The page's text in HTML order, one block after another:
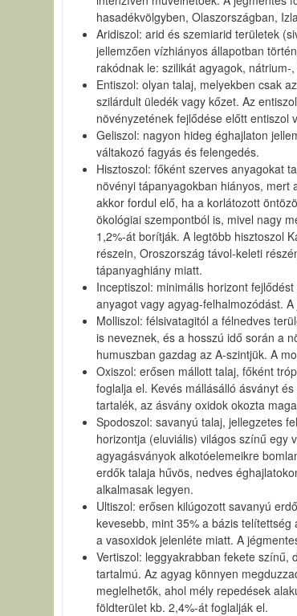
hasadékvölgyben, Olaszországban,
Aridiszol: arid és szemiarid területek
jellemzően vízhiányos állapotban
rakódnak le: szilikát agyagok,
Entiszol: olyan talaj, melyekben csak
szilárdult üledék vagy kőzet. Az
növényzetének fejlődése előtt entiszol
Geliszol: nagyon hideg éghajlaton
váltakozó fagyás és felengedés.
Hisztoszol: főként szerves anyagokat
növényi tápanyagokban hiányos,
akkor fordul elő, ha a korlátozott
ökológiai szempontból is, mivel nagy
1,2%-át borítják. A legtöbb hisztoszol
részein, Oroszország távol-keleti
tápanyaghiány miatt.
Inceptiszol: minimális horizont
anyagot vagy agyag-felhalmozódást.
Molliszol: félsivatagitól a félnedves
is neveznek, és a hosszú idő során a
humuszban gazdag az A-szintjük. A
Oxiszol: erősen mállott talaj, főként
foglalja el. Kevés mállásálló ásványt
tartalék, az ásvány oxidok okozta
Spodoszol: savanyú talaj, jellegzetes
horizontja (eluviális) világos színű egy
agyagásványok alkotóelemeikre
erdők talaja hűvös, nedves
alkalmasak legyen.
Ultiszol: erősen kilúgozott savanyú
kevesebb, mint 35% a bázis
a vasoxidok jelenléte miatt. A
Vertiszol: leggyakrabban fekete
tartalmú. Az agyag könnyen
meglelhetők, ahol mély repedések
földterület kb. 2,4%-át foglalják el.